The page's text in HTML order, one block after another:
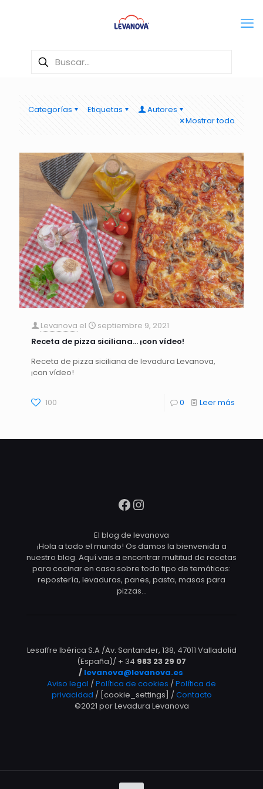
Categorías Etiquetas
Autores
Mostrar todo
Levanova el
septiembre 9, 2021
Receta de pizza siciliana… ¡con vídeo!
Receta de pizza siciliana de levadura Levanova,
¡con vídeo!
100 0 Leer más
Facebook
Instagram
El blog de levanova
¡Hola a todo el mundo! Os damos la bienvenida a
nuestro blog. Aquí vais a encontrar multitud de recetas
para cocinar en casa sobre todo tipo de temáticas:
repostería, levaduras, panes, pasta, masas para
pizzas…
Lesaffre Ibérica S.A /Av. Santander, 138, 47011 Valladolid
(España)/ + 34 983 23 29 07
/ levanova@levanova.es
Aviso legal /Política de cookies /Política de
privacidad / [cookie_settings] /Contacto
©2021 por Levadura Levanova